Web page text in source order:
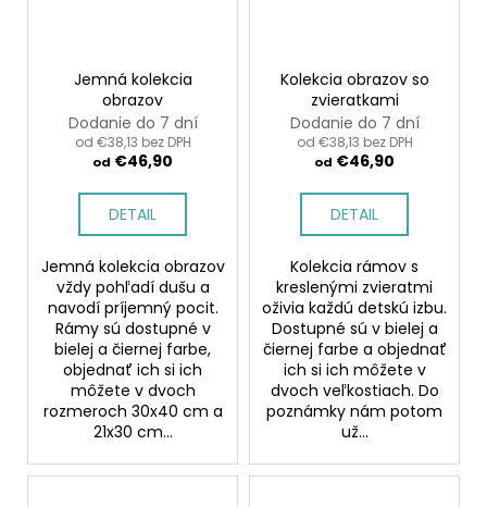
Jemná kolekcia
obrazov
Dodanie do 7 dní
od €38,13 bez DPH
od €46,90
DETAIL
Jemná kolekcia obrazov
vždy pohľadí dušu a
navodí príjemný pocit.
Rámy sú dostupné v
bielej a čiernej farbe,
objednať ich si ich
môžete v dvoch
rozmeroch 30x40 cm a
21x30 cm...
Kolekcia obrazov so
zvieratkami
Dodanie do 7 dní
od €38,13 bez DPH
od €46,90
DETAIL
Kolekcia rámov s
kreslenými zvieratmi
oživia každú detskú izbu.
Dostupné sú v bielej a
čiernej farbe a objednať
ich si ich môžete v
dvoch veľkostiach. Do
poznámky nám potom
už...